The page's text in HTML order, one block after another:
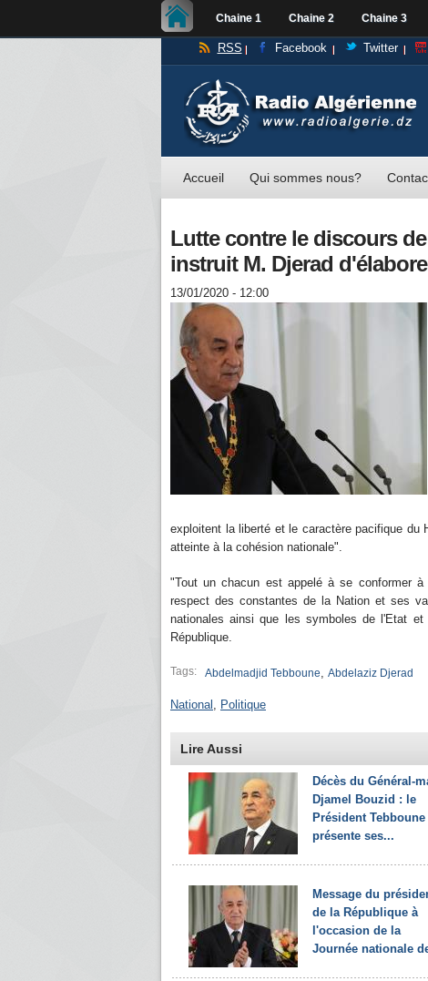
Chaine 1 Chaine 2 Chaine 3
RSS Facebook Twitter
Accueil Qui sommes nous?
Lutte contre le discours
instruit M. Djerad
13/01/2020 - 12:00
exploitent la liberté et le caractère pacifique du
atteinte à la cohésion nationale".
"Tout un chacun est appelé à se conformer
respect des constantes de la Nation et ses
nationales ainsi que les symboles de l'Etat
République.
Tags: Abdelmadjid Tebboune, Abdelaziz Djerad
National , Politique
Lire Aussi
Décès du Général-
Djamel Bouzid : le
Président Tebboune
présente ses...
Message du
de la République à
l'occasion de la
Journée nationale